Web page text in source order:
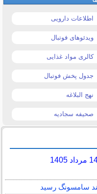
اطلاعات دارویی
ویدئوهای فوتبال
کالری مواد غذایی
جدول پخش فوتبال
نهج البلاغه
صحیفه سجادیه
سامسونگ رسید